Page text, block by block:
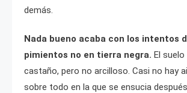
demás.
Nada bueno acaba con los intentos
pimientos no en tierra negra. El
castaño, pero no arcilloso. Casi no hay
sobre todo en la que se ensucia